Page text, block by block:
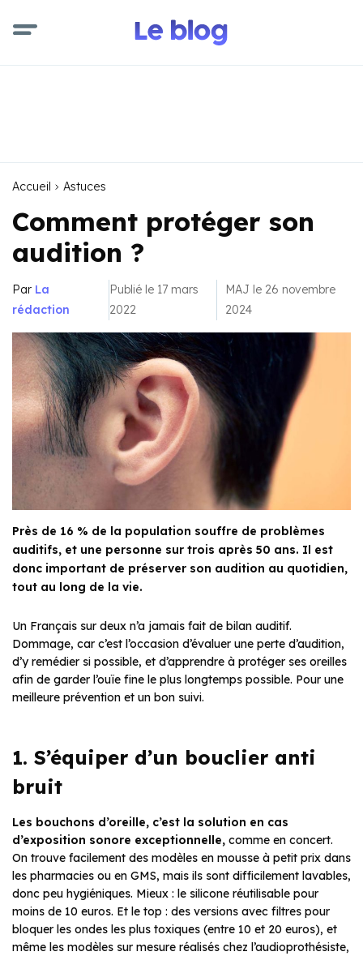
Accueil Astuces
Comment protéger son
audition ?
Par La
rédaction
Publié le 17 mars
2022
MAJ le 26 novembre
2024
Près de 16 % de la population souffre de problèmes
auditifs, et une personne sur trois après 50 ans. Il est
donc important de préserver son audition au quotidien,
tout au long de la vie.
Un Français sur deux n’a jamais fait de bilan auditif.
Dommage, car c’est l’occasion d’évaluer une perte d’audition,
d’y remédier si possible, et d’apprendre à protéger ses oreilles
afin de garder l’ouïe fine le plus longtemps possible. Pour une
meilleure prévention et un bon suivi.
1. S’équiper d’un bouclier anti
bruit
Les bouchons d’oreille, c’est la solution en cas
d’exposition sonore exceptionnelle, comme en concert.
On trouve facilement des modèles en mousse à petit prix dans
les pharmacies ou en GMS, mais ils sont difficilement lavables,
donc peu hygiéniques. Mieux : le silicone réutilisable pour
moins de 10 euros. Et le top : des versions avec filtres pour
bloquer les ondes les plus toxiques (entre 10 et 20 euros), et
même les modèles sur mesure réalisés chez l’audioprothésiste,